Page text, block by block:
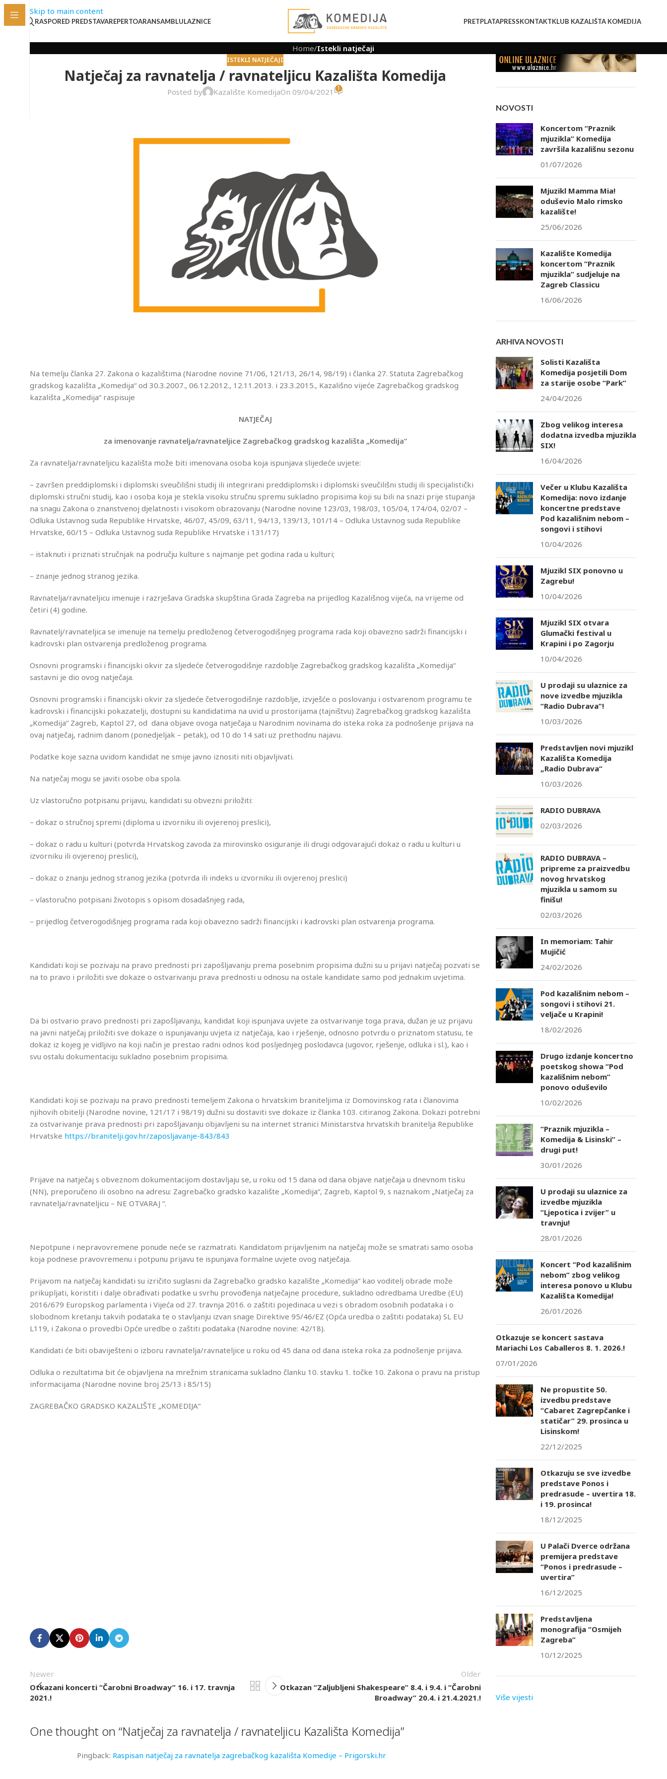
Skip to main content
RASPORED PREDSTAVAREPERTOARANSAMBLULAZNICE PRETPLATAPRESSKONTAKTKLUB KAZALIŠTA KOMEDIJA
Home/Istekli natječaji
ISTEKLI NATJEČAJI
Natječaj za ravnatelja / ravnateljicu Kazališta Komedija
Posted by Kazalište KomedijaOn 09/04/2021 1
Na temelju članka 27. Zakona o kazalištima (Narodne novine 71/06, 121/13, 26/14, 98/19) i članka 27. Statuta Zagrebačkog
gradskog kazališta „Komedija“ od 30.3.2007., 06.12.2012., 12.11.2013. i 23.3.2015., Kazališno vijeće Zagrebačkog gradskog
kazališta „Komedija“ raspisuje
NATJEČAJ
za imenovanje ravnatelja/ravnateljice Zagrebačkog gradskog kazališta „Komedija“
Za ravnatelja/ravnateljicu kazališta može biti imenovana osoba koja ispunjava slijedeće uvjete:
– završen preddiplomski i diplomski sveučilišni studij ili integrirani preddiplomski i diplomski sveučilišni studij ili specijalistički
diplomski stručni studij, kao i osoba koja je stekla visoku stručnu spremu sukladno propisima koji su bili na snazi prije stupanja
na snagu Zakona o znanstvenoj djelatnosti i visokom obrazovanju (Narodne novine 123/03, 198/03, 105/04, 174/04, 02/07 –
Odluka Ustavnog suda Republike Hrvatske, 46/07, 45/09, 63/11, 94/13, 139/13, 101/14 – Odluka Ustavnog suda Republike
Hrvatske, 60/15 – Odluka Ustavnog suda Republike Hrvatske i 131/17)
– istaknuti i priznati stručnjak na području kulture s najmanje pet godina rada u kulturi;
– znanje jednog stranog jezika.
Ravnatelja/ravnateljicu imenuje i razrješava Gradska skupština Grada Zagreba na prijedlog Kazališnog vijeća, na vrijeme od
četiri (4) godine.
Ravnatelj/ravnateljica se imenuje na temelju predloženog četverogodišnjeg programa rada koji obavezno sadrži financijski i
kadrovski plan ostvarenja predloženog programa.
Osnovni programski i financijski okvir za sljedeće četverogodišnje razdoblje Zagrebačkog gradskog kazališta „Komedija“
sastavni je dio ovog natječaja.
Osnovni programski i financijski okvir za sljedeće četverogodišnje razdoblje, izvješće o poslovanju i ostvarenom programu te
kadrovski i financijski pokazatelji, dostupni su kandidatima na uvid u prostorijama (tajništvu) Zagrebačkog gradskog kazališta
„Komedija“ Zagreb, Kaptol 27, od dana objave ovoga natječaja u Narodnim novinama do isteka roka za podnošenje prijava na
ovaj natječaj, radnim danom (ponedjeljak – petak), od 10 do 14 sati uz prethodnu najavu.
Podatke koje sazna uvidom kandidat ne smije javno iznositi niti objavljivati.
Na natječaj mogu se javiti osobe oba spola.
Uz vlastoručno potpisanu prijavu, kandidati su obvezni priložiti:
– dokaz o stručnoj spremi (diploma u izvorniku ili ovjerenoj preslici),
– dokaz o radu u kulturi (potvrda Hrvatskog zavoda za mirovinsko osiguranje ili drugi odgovarajući dokaz o radu u kulturi u
izvorniku ili ovjerenoj preslici),
– dokaz o znanju jednog stranog jezika (potvrda ili indeks u izvorniku ili ovjerenoj preslici)
– vlastoručno potpisani životopis s opisom dosadašnjeg rada,
– prijedlog četverogodišnjeg programa rada koji obavezno sadrži financijski i kadrovski plan ostvarenja programa.
Kandidati koji se pozivaju na pravo prednosti pri zapošljavanju prema posebnim propisima dužni su u prijavi natječaj pozvati se
na to pravo i priložiti sve dokaze o ostvarivanju prava prednosti u odnosu na ostale kandidate samo pod jednakim uvjetima.
Da bi ostvario pravo prednosti pri zapošljavanju, kandidat koji ispunjava uvjete za ostvarivanje toga prava, dužan je uz prijavu
na javni natječaj priložiti sve dokaze o ispunjavanju uvjeta iz natječaja, kao i rješenje, odnosno potvrdu o priznatom statusu, te
dokaz iz kojeg je vidljivo na koji način je prestao radni odnos kod posljednjeg poslodavca (ugovor, rješenje, odluka i sl.), kao i
svu ostalu dokumentaciju sukladno posebnim propisima.
Kandidati koji se pozivaju na pravo prednosti temeljem Zakona o hrvatskim braniteljima iz Domovinskog rata i članovima
njihovih obitelji (Narodne novine, 121/17 i 98/19) dužni su dostaviti sve dokaze iz članka 103. citiranog Zakona. Dokazi potrebni
za ostvarivanje prava prednosti pri zapošljavanju objavljeni su na internet stranici Ministarstva hrvatskih branitelja Republike
Hrvatske https://branitelji.gov.hr/zaposljavanje-843/843
Prijave na natječaj s obveznom dokumentacijom dostavljaju se, u roku od 15 dana od dana objave natječaja u dnevnom tisku
(NN), preporučeno ili osobno na adresu: Zagrebačko gradsko kazalište „Komedija“, Zagreb, Kaptol 9, s naznakom „Natječaj za
ravnatelja/ravnateljicu – NE OTVARAJ “.
Nepotpune i nepravovremene ponude neće se razmatrati. Kandidatom prijavljenim na natječaj može se smatrati samo osoba
koja podnese pravovremenu i potpunu prijavu te ispunjava formalne uvjete ovog natječaja.
Prijavom na natječaj kandidati su izričito suglasni da Zagrebačko gradsko kazalište „Komedija“ kao voditelj obrade može
prikupljati, koristiti i dalje obrađivati podatke u svrhu provođenja natječajne procedure, sukladno odredbama Uredbe (EU)
2016/679 Europskog parlamenta i Vijeća od 27. travnja 2016. o zaštiti pojedinaca u vezi s obradom osobnih podataka i o
slobodnom kretanju takvih podataka te o stavljanju izvan snage Direktive 95/46/EZ (Opća uredba o zaštiti podataka) SL EU
L119, i Zakona o provedbi Opće uredbe o zaštiti podataka (Narodne novine: 42/18).
Kandidati će biti obaviješteni o izboru ravnatelja/ravnateljice u roku od 45 dana od dana isteka roka za podnošenje prijava.
Odluka o rezultatima bit će objavljena na mrežnim stranicama sukladno članku 10. stavku 1. točke 10. Zakona o pravu na pristup
informacijama (Narodne novine broj 25/13 i 85/15)
ZAGREBAČKO GRADSKO KAZALIŠTE „KOMEDIJA“
Newer
Otkazani koncerti “Čarobni Broadway” 16. i 17. travnja
2021.!
Older
Otkazan “Zaljubljeni Shakespeare” 8.4. i 9.4. i “Čarobni
Broadway” 20.4. i 21.4.2021.!
One thought on “Natječaj za ravnatelja / ravnateljicu Kazališta Komedija”
Pingback: Raspisan natječaj za ravnatelja zagrebačkog kazališta Komedije – Prigorski.hr
NOVOSTI
Koncertom “Praznik
mjuzikla” Komedija
završila kazališnu sezonu
01/07/2026
Mjuzikl Mamma Mia!
oduševio Malo rimsko
kazalište!
25/06/2026
Kazalište Komedija
koncertom “Praznik
mjuzikla” sudjeluje na
Zagreb Classicu
16/06/2026
ARHIVA NOVOSTI
Solisti Kazališta
Komedija posjetili Dom
za starije osobe “Park”
24/04/2026
Zbog velikog interesa
dodatna izvedba mjuzikla
SIX!
16/04/2026
Večer u Klubu Kazališta
Komedija: novo izdanje
koncertne predstave
Pod kazališnim nebom –
songovi i stihovi
10/04/2026
Mjuzikl SIX ponovno u
Zagrebu!
10/04/2026
Mjuzikl SIX otvara
Glumački festival u
Krapini i po Zagorju
10/04/2026
U prodaji su ulaznice za
nove izvedbe mjuzikla
“Radio Dubrava”!
10/03/2026
Predstavljen novi mjuzikl
Kazališta Komedija
„Radio Dubrava“
10/03/2026
RADIO DUBRAVA
02/03/2026
RADIO DUBRAVA –
pripreme za praizvedbu
novog hrvatskog
mjuzikla u samom su
finišu!
02/03/2026
In memoriam: Tahir
Mujičić
24/02/2026
Pod kazališnim nebom –
songovi i stihovi 21.
veljače u Krapini!
18/02/2026
Drugo izdanje koncertno
poetskog showa “Pod
kazališnim nebom”
ponovo oduševilo
10/02/2026
“Praznik mjuzikla –
Komedija & Lisinski” –
drugi put!
30/01/2026
U prodaji su ulaznice za
izvedbe mjuzikla
“Ljepotica i zvijer” u
travnju!
28/01/2026
Koncert “Pod kazališnim
nebom” zbog velikog
interesa ponovo u Klubu
Kazališta Komedija!
26/01/2026
Otkazuje se koncert sastava
Mariachi Los Caballeros 8. 1. 2026.!
07/01/2026
Ne propustite 50.
izvedbu predstave
“Cabaret Zagrepčanke i
statičar” 29. prosinca u
Lisinskom!
22/12/2025
Otkazuju se sve izvedbe
predstave Ponos i
predrasude – uvertira 18.
i 19. prosinca!
18/12/2025
U Palači Dverce održana
premijera predstave
“Ponos i predrasude –
uvertira”
16/12/2025
Predstavljena
monografija “Osmijeh
Zagreba”
10/12/2025
Više vijesti